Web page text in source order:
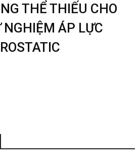
THỂ THIẾU CHO
NGHIỆM ÁP LỰC